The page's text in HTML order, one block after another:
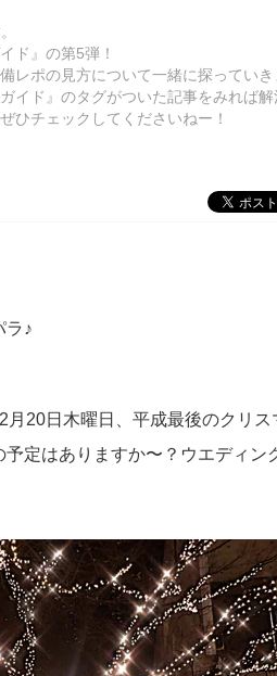
ド』の第5弾！
レポの見方について一緒に探っていき
イド』のタグがついた記事をみれば解
ひチェックしてくださいねー！
ラ♪
20日木曜日、平成最後のクリス
定はありますか〜？ウエディン